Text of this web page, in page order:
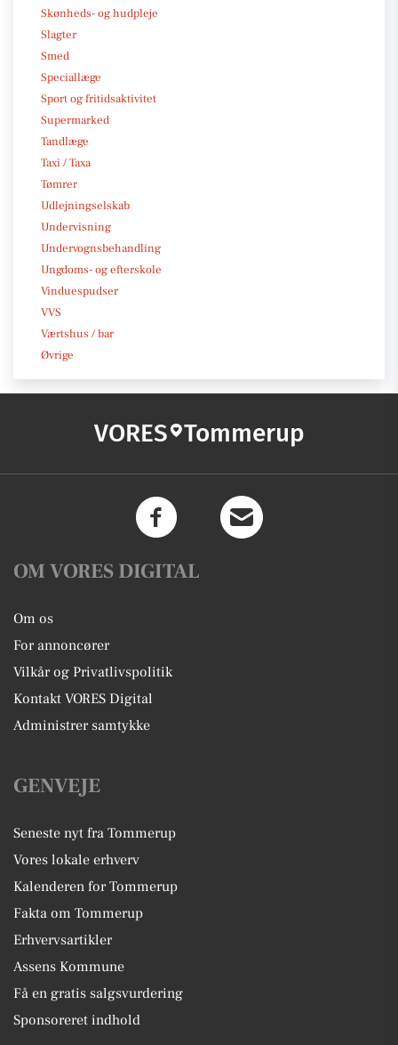
Skønheds- og hudpleje
Slagter
Smed
Speciallæge
Sport og fritidsaktivitet
Supermarked
Tandlæge
Taxi / Taxa
Tømrer
Udlejningselskab
Undervisning
Undervognsbehandling
Ungdoms- og efterskole
Vinduespudser
VVS
Værtshus / bar
Øvrige
VORES Tommerup
OM VORES DIGITAL
Om os
For annoncører
Vilkår og Privatlivspolitik
Kontakt VORES Digital
Administrer samtykke
GENVEJE
Seneste nyt fra Tommerup
Vores lokale erhverv
Kalenderen for Tommerup
Fakta om Tommerup
Erhvervsartikler
Assens Kommune
Få en gratis salgsvurdering
Sponsoreret indhold